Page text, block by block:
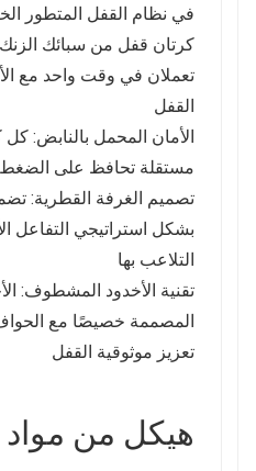
في نظام القفل المتطور
كرتان قفل من سبائك
تعملان في وقت واحد مع
القفل
الأمان المحمل بالنابض:
مستقلة تحافظ على الضغط
تصميم الغرفة القطرية:
بشكل استراتيجي التفاعل
التلاعب بها
تقنية الأخدود المشطوف:
المصممة خصيصًا مع
تعزيز موثوقية القفل
هيكل من مواد